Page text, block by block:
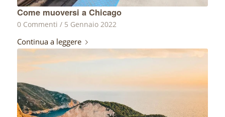
Come muoversi a Chicago
0 Commenti / 5 Gennaio 2022
Continua a leggere